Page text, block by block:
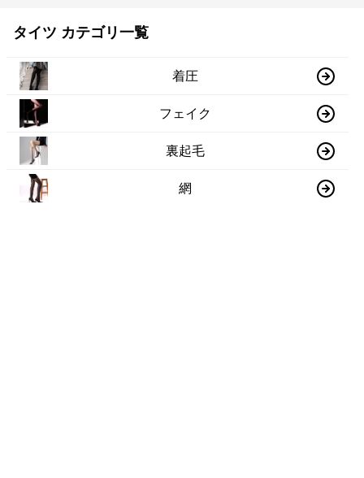
タイツ カテゴリ一覧
着圧
フェイク
裏起毛
網